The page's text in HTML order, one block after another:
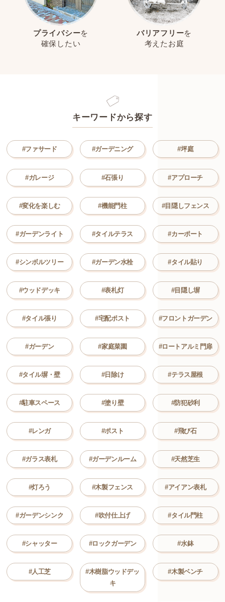
プライバシーを
確保したい
バリアフリーを
考えたお庭
キーワードから探す
#ファサード #ガーデニング #坪庭
#ガレージ #石張り #アプローチ
#変化を楽しむ #機能門柱 #目隠しフェンス
#ガーデンライト #タイルテラス #カーポート
#シンボルツリー #ガーデン水栓 #タイル貼り
#ウッドデッキ #表札灯 #目隠し塀
#タイル張り #宅配ポスト #フロントガーデン
#ガーデン #家庭菜園 #ロートアルミ門扉
#タイル塀・壁 #日除け #テラス屋根
#駐車スペース #塗り壁 #防犯砂利
#レンガ #ポスト #飛び石
#ガラス表札 #ガーデンルーム #天然芝生
#灯ろう #木製フェンス #アイアン表札
#ガーデンシンク #吹付仕上げ #タイル門柱
#シャッター #ロックガーデン #水鉢
#人工芝
#木樹脂ウッドデッ
キ
#木製ベンチ